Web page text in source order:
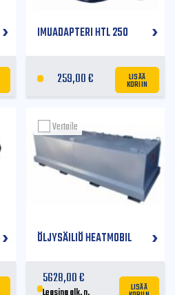
IMUADAPTERI HTL 250
259,00€ LISÄÄ
KORIIN
ÖLJYSÄILIÖ HEATMOBIL
5628,00€ LISÄÄ
Vertaile